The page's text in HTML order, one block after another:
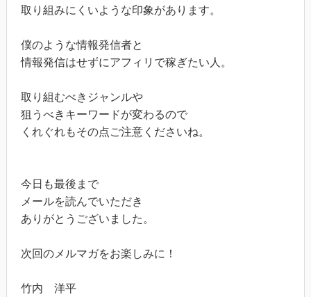
取り組みにくいような印象があります。
僕のような情報発信者と
情報発信はせずにアフィリで稼ぎたい人。
取り組むべきジャンルや
狙うべきキーワードが変わるので
くれぐれもその点ご注意くださいね。
今日も最後まで
メールを読んでいただき
ありがとうございました。
次回のメルマガをお楽しみに！
竹内 洋平